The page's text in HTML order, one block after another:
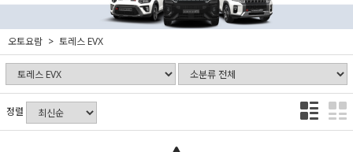
오토요람 토레스 EVX
정렬